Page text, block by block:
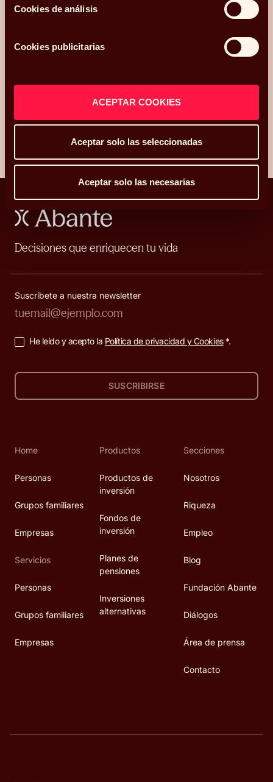
Cookies de análisis
Cookies publicitarias
ACEPTAR COOKIES
Aceptar solo las seleccionadas
Aceptar solo las necesarias
Acepto recibir comunicaciones relacionadas con mi consulta.
Decisiones que enriquecen tu vida
Suscríbete a nuestra newsletter
He leído y acepto la Política de privacidad y Cookies*.
SUSCRIBIRSE
Home
Personas
Grupos familiares
Empresas
Servicios
Personas
Grupos familiares
Empresas
Productos
Productos de
inversión
Fondos de
inversión
Planes de
pensiones
Inversiones
alternativas
Secciones
Nosotros
Riqueza
Empleo
Blog
Fundación Abante
Diálogos
Área de prensa
Contacto